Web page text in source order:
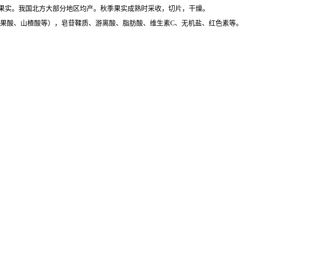
实。我国北方大部分地区均产。秋季果实成熟时采收，切片，干燥。
酸、山楂酸等），皂苷鞣质、游离酸、脂肪酸、维生素C、无机盐、红色素等。